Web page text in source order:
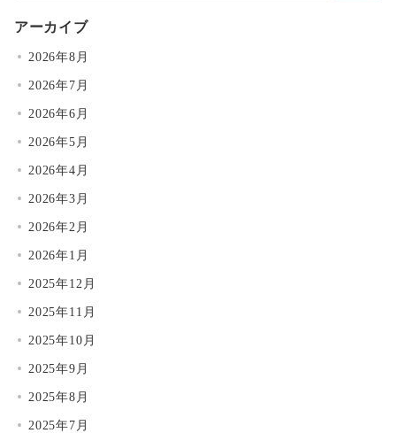
アーカイブ
2026年8月
2026年7月
2026年6月
2026年5月
2026年4月
2026年3月
2026年2月
2026年1月
2025年12月
2025年11月
2025年10月
2025年9月
2025年8月
2025年7月